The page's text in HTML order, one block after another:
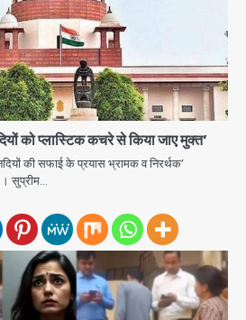
को प्लास्टिक कचरे से किया जाए मुक्त’
की सफाई के प्रयास भ्रामक व निरर्थक’
सुप्रीम…